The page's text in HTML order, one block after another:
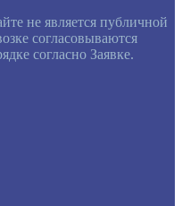
не является публичной
согласовываются
согласно Заявке.